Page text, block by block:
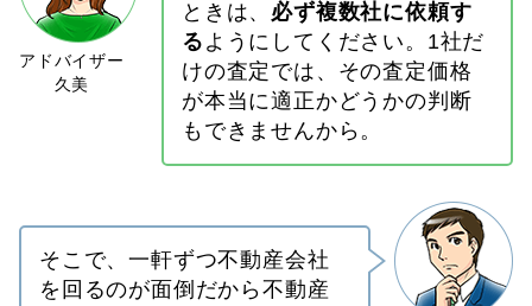
ときは、 必ず複数社に依頼す
る ようにしてください。1社だ
けの査定では、その査定価格
が本当に適正かどうかの判断
もできませんから。
そこで、一軒ずつ不動産会社
を回るのが面倒だから不動産